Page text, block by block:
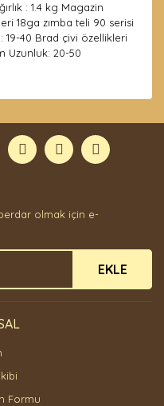
: 1.4 kg Magazin
18ga zımba teli 90 serisi
19-40 Brad çivi özellikleri
Uzunluk: 20-50
ederiz.
bulunuyor.
pahalı.
olmalı.
olmak için e-
EKLE
Formu